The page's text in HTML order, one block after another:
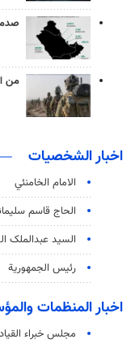
من
اخبار الشخصيات
الامام الخامنئي
الحاج قاسم
السید عبدالملک
رئيس الجمهورية
اخبار المنظمات
مجلس خبراء